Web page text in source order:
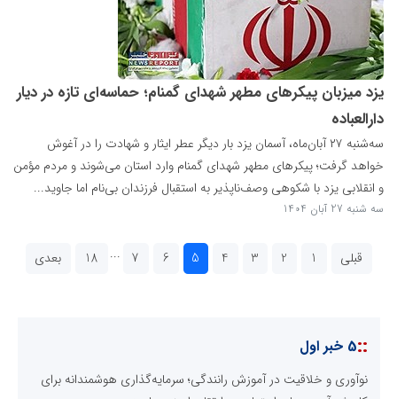
یزد میزبان پیکرهای مطهر شهدای گمنام؛ حماسه‌ای تازه در دیار
دارالعباده
سه‌شنبه ۲۷ آبان‌ماه، آسمان یزد بار دیگر عطر ایثار و شهادت را در آغوش
خواهد گرفت؛ پیکرهای مطهر شهدای گمنام وارد استان می‌شوند و مردم مؤمن
و انقلابی یزد با شکوهی وصف‌ناپذیر به استقبال فرزندان بی‌نام اما جاوید...
سه شنبه 27 آبان 1404
قبلی 1
2
3
4
5
6
7
...
18 بعدی
::5 خبر اول
نوآوری و خلاقیت در آموزش رانندگی؛ سرمایه‌گذاری هوشمندانه برای